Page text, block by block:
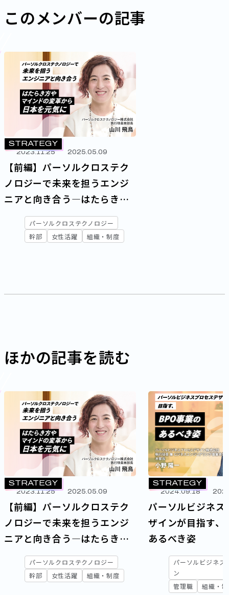
このメンバーの記事
STRATEGY
2023.11.25 2025.05.09
【前編】パーソルクロステク
ノロジーで未来を担うエンジ
ニアと向き合う―はたらき方
やマインドの変革から日本を
元気に
パーソルクロステクノロジー
幹部
女性活躍 組織・制度
ほかの記事を読む
STRATEGY
2023.11.25 2025.05.09
【前編】パーソルクロステク
ノロジーで未来を担うエンジ
ニアと向き合う―はたらき方
やマインドの変革から日本を
元気に
パーソルクロステクノロジー
幹部
女性活躍 組織・制度
STRATEGY
2024.09.18
パーソルビジネス
ザインが目指す、
あるべき姿
パーソルビジネス
ン
管理職
組織・